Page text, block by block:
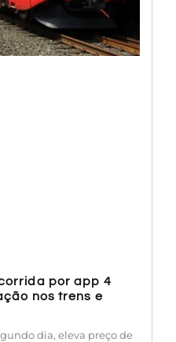
por app 4
nos trens e
dia, eleva preço de